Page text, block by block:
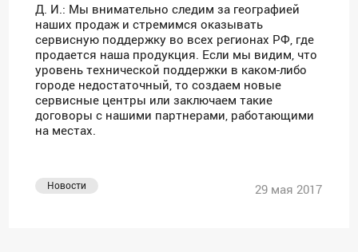
Д. И.: Мы внимательно следим за географией
наших продаж и стремимся оказывать
сервисную поддержку во всех регионах РФ, где
продается наша продукция. Если мы видим, что
уровень технической поддержки в каком-либо
городе недостаточный, то создаем новые
сервисные центры или заключаем такие
договоры с нашими партнерами, работающими
на местах.
Новости 29 мая 2017